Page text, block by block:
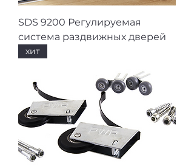
SDS 9200 Регулируемая
система раздвижных дверей
хит